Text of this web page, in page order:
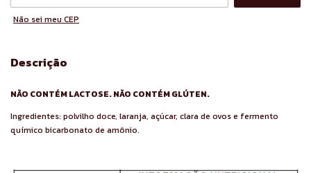
Não sei meu CEP
Descrição
NÃO CONTÉM LACTOSE. NÃO CONTÉM GLÚTEN.
Ingredientes: polvilho doce, laranja, açúcar, clara de ovos e fermento
químico bicarbonato de amônio.